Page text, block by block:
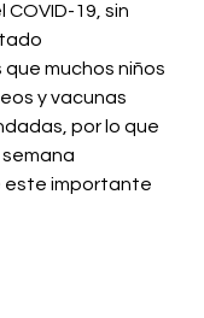
19, sin
muchos niños
y vacunas
por lo que
este importante